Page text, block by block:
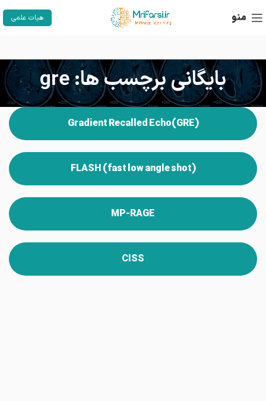
منو هیات علمی
بایگانی برچسب ها: gre
(GRE)Gradient Recalled Echo
FLASH (fast low angle shot)
MP-RAGE
CISS